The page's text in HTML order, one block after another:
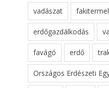
vadászat
erdőgazdálkodás
favágó erdő
Országos Erdészeti